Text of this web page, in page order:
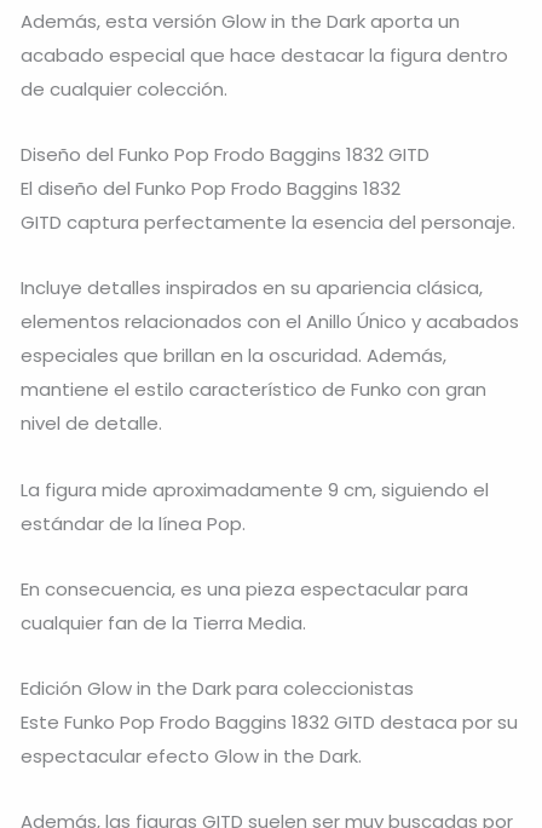
Además, esta versión Glow in the Dark aporta un
acabado especial que hace destacar la figura dentro
de cualquier colección.
Diseño del Funko Pop Frodo Baggins 1832 GITD
El diseño del Funko Pop Frodo Baggins 1832
GITD captura perfectamente la esencia del personaje.
Incluye detalles inspirados en su apariencia clásica,
elementos relacionados con el Anillo Único y acabados
especiales que brillan en la oscuridad. Además,
mantiene el estilo característico de Funko con gran
nivel de detalle.
La figura mide aproximadamente 9 cm, siguiendo el
estándar de la línea Pop.
En consecuencia, es una pieza espectacular para
cualquier fan de la Tierra Media.
Edición Glow in the Dark para coleccionistas
Este Funko Pop Frodo Baggins 1832 GITD destaca por su
espectacular efecto Glow in the Dark.
Además, las figuras GITD suelen ser muy buscadas por